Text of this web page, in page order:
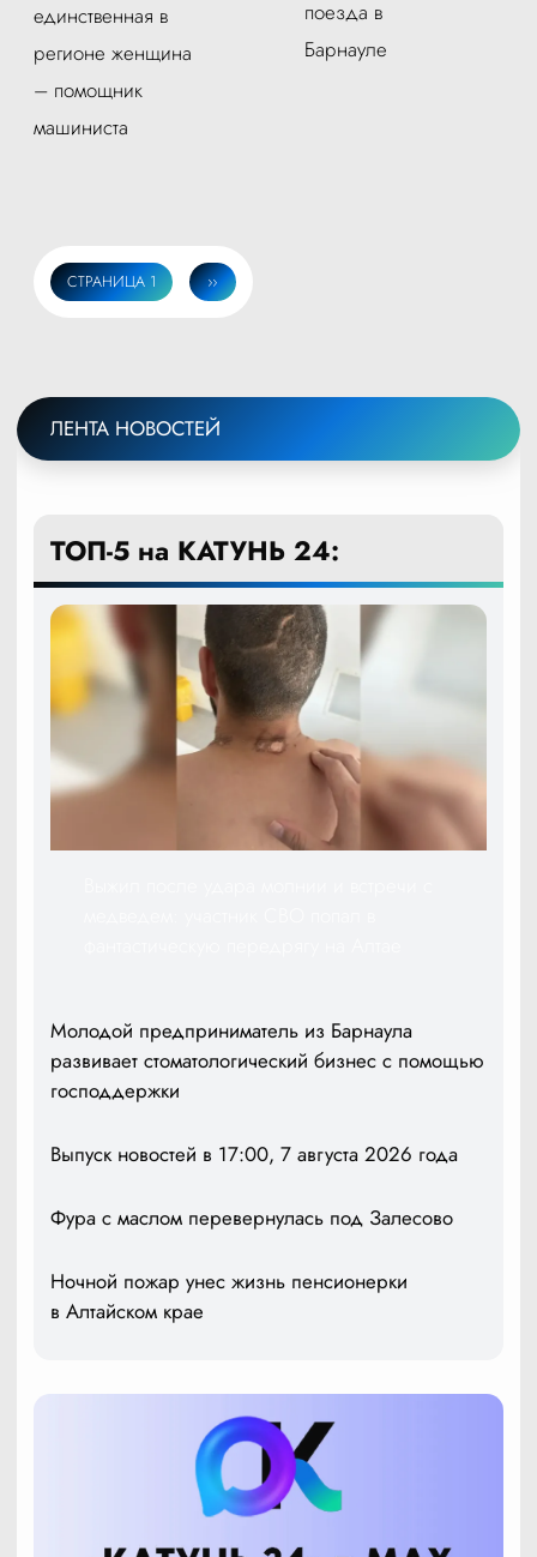
единственная в
регионе женщина
– помощник
машиниста
поезда в
Барнауле
Нумерация
СТРАНИЦА 1
СЛЕДУЮЩАЯ
СТРАНИЦА
››
ЛЕНТА НОВОСТЕЙ
ТОП-5 на КАТУНЬ 24:
Молодой предприниматель из Барнаула
развивает стоматологический бизнес с помощью
господдержки
Выпуск новостей в 17:00, 7 августа 2026 года
Фура с маслом перевернулась под Залесово
Ночной пожар унес жизнь пенсионерки
в Алтайском крае